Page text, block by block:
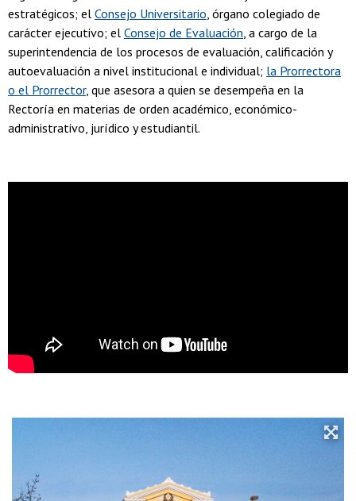
estratégicos; el Consejo Universitario , órgano colegiado de
carácter ejecutivo; el Consejo de Evaluación , a cargo de la
superintendencia de los procesos de evaluación, calificación y
autoevaluación a nivel institucional e individual; la Prorrectora
o el Prorrector, que asesora a quien se desempeña en la
Rectoría en materias de orden académico, económico-
administrativo, jurídico y estudiantil.